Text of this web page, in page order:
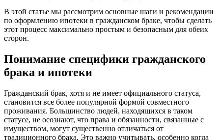
В этой статье мы рассмотрим основные шаги и рекомендации
по оформлению ипотеки в гражданском браке, чтобы сделать
этот процесс максимально простым и безопасным для обеих
сторон.
Понимание специфики гражданского
брака и ипотеки
Гражданский брак, хотя и не имеет официального статуса,
становится все более популярной формой совместного
проживания. Большинство людей, находящихся в таком
статусе, не осознают, что права и обязанности, связанные с
имуществом, могут существенно отличаться от
традиционного брака. Это важно учитывать, особенно когда